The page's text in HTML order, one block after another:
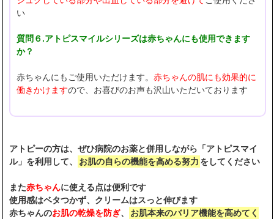
い
質問６.アトピスマイルシリーズは赤ちゃんにも使用できます
か？
赤ちゃんにもご使用いただけます。赤ちゃんの肌にも効果的に
働きかけますので、お喜びのお声も沢山いただいております
アトピーの方は、ぜひ病院のお薬と併用しながら「アトピスマイ
ル」を利用して、
お肌の自らの機能を高める努力 をしてください
また赤ちゃんに使える点は便利です
使用感はベタつかず、クリームはスっと伸びます
赤ちゃんのお肌の乾燥を防ぎ、
お肌本来のバリア機能を高めてく